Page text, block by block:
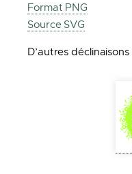
Format PNG
Source SVG
D’autres